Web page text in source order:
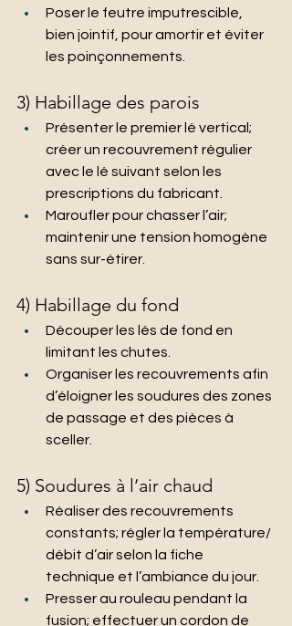
Poser le feutre imputrescible,
bien jointif, pour amortir et éviter
les poinçonnements.
3) Habillage des parois
Présenter le premier lé vertical;
créer un recouvrement régulier
avec le lé suivant selon les
prescriptions du fabricant.
Maroufler pour chasser l’air;
maintenir une tension homogène
sans sur-étirer.
4) Habillage du fond
Découper les lés de fond en
limitant les chutes.
Organiser les recouvrements afin
d’éloigner les soudures des zones
de passage et des pièces à
sceller.
5) Soudures à l’air chaud
Réaliser des recouvrements
constants; régler la température/
débit d’air selon la fiche
technique et l’ambiance du jour.
Presser au rouleau pendant la
fusion; effectuer un cordon de